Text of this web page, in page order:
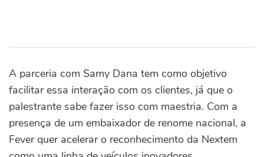
A parceria com Samy Dana tem como objetivo
facilitar essa interação com os clientes, já que o
palestrante sabe fazer isso com maestria. Com a
presença de um embaixador de renome nacional, a
Fever quer acelerar o reconhecimento da Nextem